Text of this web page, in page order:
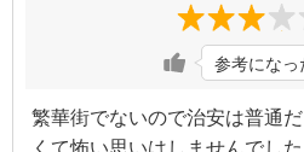
参考になっ
繁華街でないので治安は普通